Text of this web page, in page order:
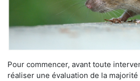
Pour commencer, avant toute
réaliser une évaluation de la